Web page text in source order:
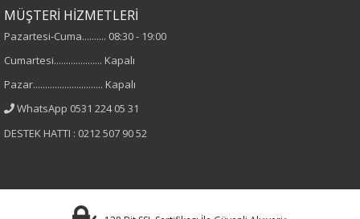
%100 Akrilik
Yaka Tipi
Cinsiyet
MÜŞTERİ HİZMETLERİ
Pazartesi-Cuma.......... 08:30 - 19:00
Cumartesi.................... Kapalı
Pazar............................. Kapalı
WhatsApp 0531 224 05 31
DESTEK HATTI : 0212 507 90 52